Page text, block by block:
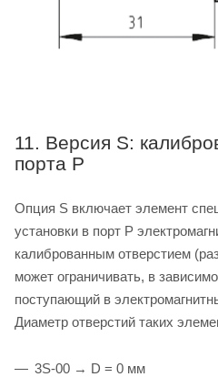
11. Версия S:
порта P
Опция S включает элемент
установки в порт P
калиброванным отверстием
может ограничивать, в
поступающий в
Диаметр отверстий таких
3S-00 → D = 0 мм